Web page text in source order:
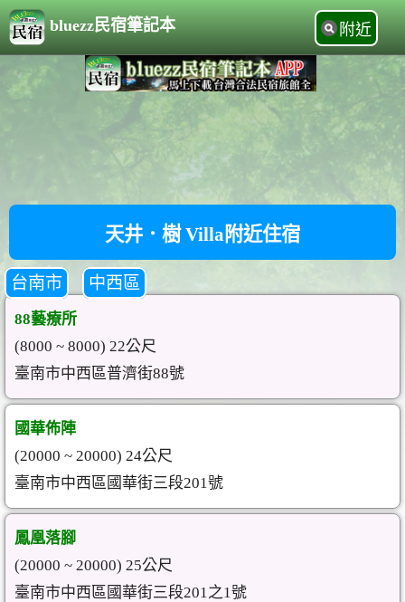
bluezz民宿筆記本 附近
天井．樹 Villa附近住宿
台南市 中西區
88藝療所
(8000 ~ 8000) 22公尺
臺南市中西區普濟街88號
國華佈陣
(20000 ~ 20000) 24公尺
臺南市中西區國華街三段201號
鳳凰落腳
(20000 ~ 20000) 25公尺
臺南市中西區國華街三段201之1號